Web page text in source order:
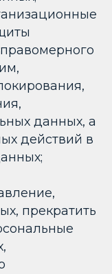
данных, а
действий в
прекратить